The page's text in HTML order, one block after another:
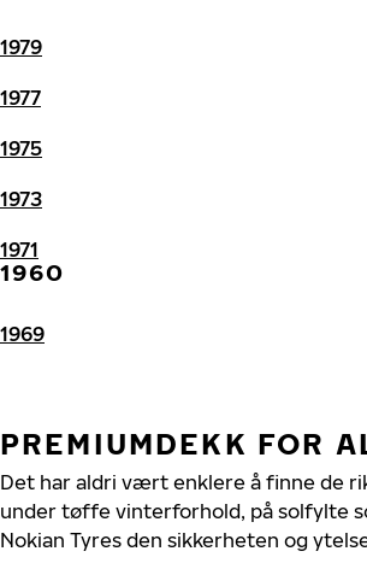
1979
1977
1975
1973
1971
1960
1969
PREMIUMDEKK FOR
Det har aldri vært enklere å finne de
under tøffe vinterforhold, på solfylte
Nokian Tyres den sikkerheten og